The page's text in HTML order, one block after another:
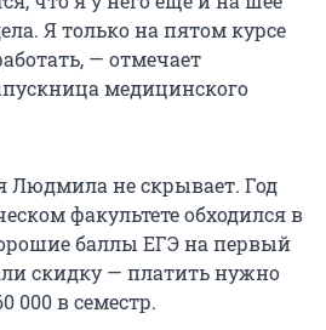
Я только на пятом курсе
— отмечает
медицинского
Людмила не скрывает. Год
факультете обходился в
баллы ЕГЭ на первый
скидку — платить нужно
000в семестр.